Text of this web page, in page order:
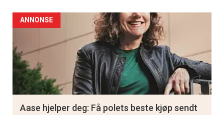
ANNONSE
Aase hjelper deg: Få polets beste kjøp sendt